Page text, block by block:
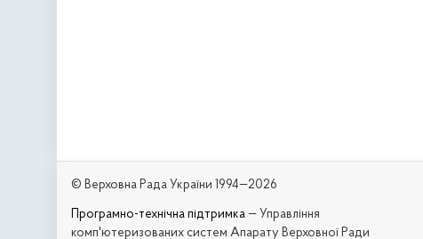
© Верховна Рада України 1994—2026
Програмно-технічна підтримка — Управління
комп'ютеризованих систем Апарату Верховної Ради